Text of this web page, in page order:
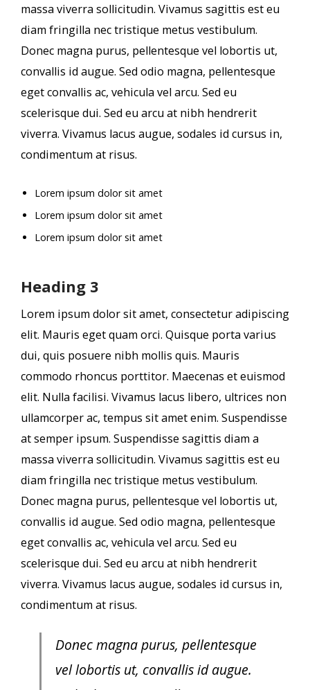
massa viverra sollicitudin. Vivamus sagittis est eu
diam fringilla nec tristique metus vestibulum.
Donec magna purus, pellentesque vel lobortis ut,
convallis id augue. Sed odio magna, pellentesque
eget convallis ac, vehicula vel arcu. Sed eu
scelerisque dui. Sed eu arcu at nibh hendrerit
viverra. Vivamus lacus augue, sodales id cursus in,
condimentum at risus.
Lorem ipsum dolor sit amet
Lorem ipsum dolor sit amet
Lorem ipsum dolor sit amet
Heading 3
Lorem ipsum dolor sit amet, consectetur adipiscing
elit. Mauris eget quam orci. Quisque porta varius
dui, quis posuere nibh mollis quis. Mauris
commodo rhoncus porttitor. Maecenas et euismod
elit. Nulla facilisi. Vivamus lacus libero, ultrices non
ullamcorper ac, tempus sit amet enim. Suspendisse
at semper ipsum. Suspendisse sagittis diam a
massa viverra sollicitudin. Vivamus sagittis est eu
diam fringilla nec tristique metus vestibulum.
Donec magna purus, pellentesque vel lobortis ut,
convallis id augue. Sed odio magna, pellentesque
eget convallis ac, vehicula vel arcu. Sed eu
scelerisque dui. Sed eu arcu at nibh hendrerit
viverra. Vivamus lacus augue, sodales id cursus in,
condimentum at risus.
Donec magna purus, pellentesque
vel lobortis ut, convallis id augue.